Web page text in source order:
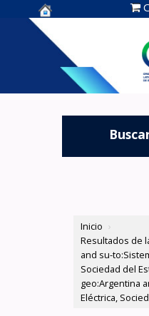
Centro de
Documentación
OLADE -
Inicio ›
Resultados de
and su-
Sociedad del
geo:Argentina
Eléctrica,